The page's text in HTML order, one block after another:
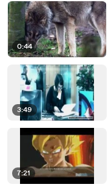
0:44
3:49
7:21